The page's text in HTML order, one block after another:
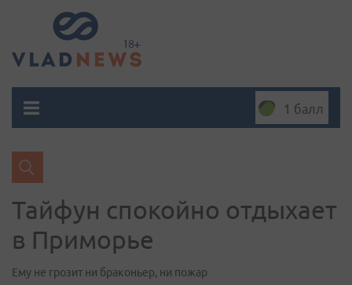
1 балл
Тайфун спокойно отдыхает
в Приморье
Ему не грозит ни браконьер, ни пожар